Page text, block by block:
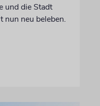
und die Stadt
neu beleben.